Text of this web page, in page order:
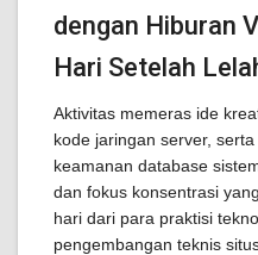
dengan Hiburan
Hari Setelah
Aktivitas memeras ide
kode jaringan server,
keamanan database
dan fokus konsentrasi
hari dari para praktisi
pengembangan teknis